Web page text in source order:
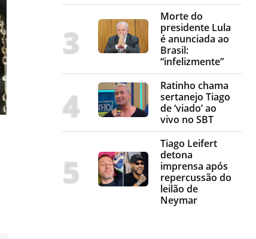
Morte do
presidente Lula
é anunciada ao
Brasil:
“infelizmente”
Ratinho chama
sertanejo Tiago
de ‘viado’ ao
vivo no SBT
Tiago Leifert
detona
imprensa após
repercussão do
leilão de
Neymar